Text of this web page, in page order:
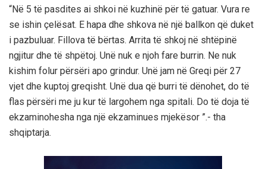
“Në 5 të pasdites ai shkoi në kuzhinë për të gatuar. Vura re
se ishin çelësat. E hapa dhe shkova në një ballkon që duket
i pazbuluar. Fillova të bërtas. Arrita të shkoj në shtëpinë
ngjitur dhe të shpëtoj. Unë nuk e njoh fare burrin. Ne nuk
kishim folur përsëri apo grindur. Unë jam në Greqi për 27
vjet dhe kuptoj greqisht. Unë dua që burri të dënohet, do të
flas përsëri me ju kur të largohem nga spitali. Do të doja të
ekzaminohesha nga një ekzaminues mjekësor ”.- tha
shqiptarja.